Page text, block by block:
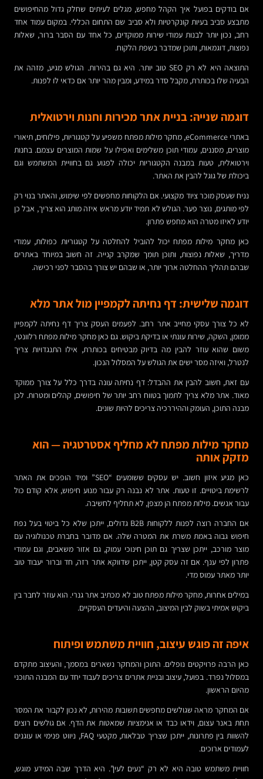
אם בודקים בפועל איך הקהל מחפש, מגלים לעיתים שחלק גדול מהחיפושים
מתבצע סביב בעיות קונקרטיות ולא סביב שם התחום הכללי. במקום עמוד אחד
רחב, נכון יותר לבנות עמודי שירות ממוקדים, כל אחד עם הסבר ברור, שאלות
נפוצות, דוגמאות, ותוכן שמדבר בשפת הלקוח.
התוצאה היא לא רק SEO טוב יותר. היא גם בהירות. הגולש מגיע, מזהה את
הבעיה שלו בכותרת, מקבל סדר במידע, ומבין מהר יותר אם כדאי לו לפנות.
דוגמה שנייה: בניית אתר מכירות וחנות וירטואלית
באתרי eCommerce, מחקר מילות מפתח משפיע על קטגוריות, פילוחים, תיאורי
מוצרים, מסננים, עמודי תוכן משלימים ואפילו על שמות המוצרים עצמם. בחנות
וירטואלית, טעות במבנה הקטגוריות יכולה לפגוע גם בחוויית המשתמש וגם
ביכולת של גוגל להבין את האתר.
נניח שעסק מוכר ציוד מקצועי. אם הלקוחות מחפשים לפי שימוש, והאתר בנוי רק
לפי מותגים, נוצר פער. הגולש לא תמיד יודע מראש איזה מותג הוא צריך, אבל כן
יודע לאיזו מטרה הוא מחפש פתרון.
כאן מחקר מילות מפתח יכול להוביל להחלטה על קטגוריות כפולות, עמודי
מדריך, שאלות נפוצות, ותוכן תומך שמקרב קנייה. זה חשוב במיוחד באתרים
שבהם תהליך ההחלטה ארוך יותר, או שבהם יש צורך בהסבר לפני רכישה.
דוגמה שלישית: דף נחיתה לקמפיין מול אתר מלא
לא כל צורך עסקי מחייב אתר רחב. לפעמים העסק צריך דף נחיתה לקמפיין
ממומן, השקה, שירות עונתי או בדיקת ביקוש. גם כאן מחקר מילות מפתח רלוונטי,
משום שהוא עוזר להבין מה בדיוק מבטיחים בכותרת, אילו התנגדויות צריך
לנטרל, ואיזה מסר ישים את הגולש על המסלול הנכון.
עם זאת, חשוב להבין את ההבדל: דף נחיתה עונה בדרך כלל על צורך ממוקד
מאוד. אתר מלא צריך לתמוך בטווח רחב יותר של חיפושים, קהלים ומטרות. לכן
מבנה התוכן, העומק וההיררכיה צריכים להיות שונים.
מחקר מילות מפתח לא מחליף אסטרטגיה — הוא
מזקק אותה
כאן מגיע איזון חשוב. יש עסקים ששומעים “SEO” ומיד הופכים את האתר
לרשימת ביטויים. זו טעות. אתר לא נבנה רק עבור מנוע חיפוש, אלא קודם כול
עבור אנשים. מילות מפתח הן מצפן, לא תחליף לחשיבה.
אם החברה רוצה לפנות ללקוחות B2B גדולים, ייתכן שלא כל ביטוי בעל נפח
חיפוש גבוה באמת משרת את המטרה שלה. אם מדובר בחברת טכנולוגיה עם
מוצר מורכב, ייתכן שצריך גם תוכן חינוכי עמוק, גם אזור משאבים, וגם עמודי
פתרון לפי ענף. אם זה עסק קטן, ייתכן שדווקא אתר רזה, חד וברור יעבוד טוב
יותר מאתר עמוס מדי.
במילים אחרות, מחקר מילות מפתח טוב לא מכתיב אתר גנרי. הוא עוזר לחבר בין
ביקוש אמיתי בשוק לבין המיצוב, ההצעה והיעדים העסקיים.
איפה זה פוגש עיצוב, חוויית משתמש ופיתוח
כאן הרבה פרויקטים נופלים. התוכן והמחקר נשארים במסמך, והעיצוב מתקדם
במסלול נפרד. בפועל, עיצוב ובניית אתרים צריכים לעבוד יחד עם המבנה התוכני
מהיום הראשון.
אם המחקר מראה שגולשים מחפשים תשובות מהירות, לא נכון לקבור את המסר
תחת באנר עצום, וידאו כבד או אנימציות שמאטות את הדף. אם גולשים רוצים
להשוות בין פתרונות, ייתכן שצריך טבלאות, מקטעי FAQ, ניווט פנימי או עוגנים
לעמודים ארוכים.
חוויית משתמש טובה היא לא רק “נעים לעין”. היא הדרך שבה המידע מוגש,